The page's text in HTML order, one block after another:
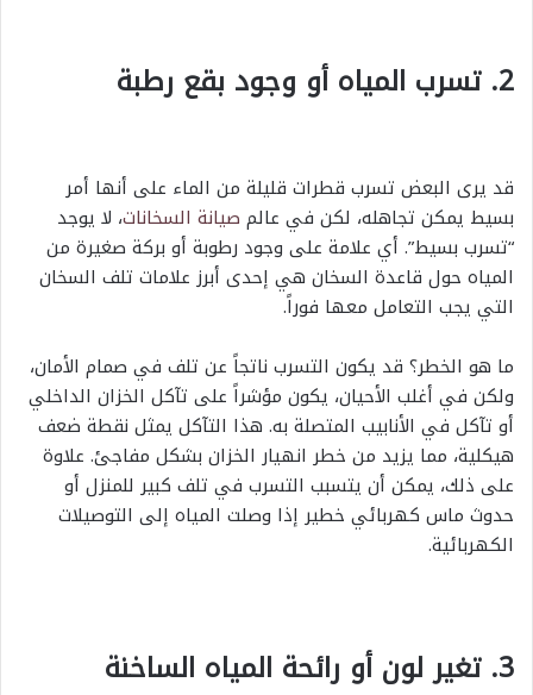
2. تسرب المياه أو وجود بقع رطبة
قد يرى البعض تسرب قطرات قليلة من الماء على أنها أمر
بسيط يمكن تجاهله، لكن في عالم صيانة السخانات، لا يوجد
“تسرب بسيط”. أي علامة على وجود رطوبة أو بركة صغيرة من
المياه حول قاعدة السخان هي إحدى أبرز علامات تلف السخان
التي يجب التعامل معها فوراً.
ما هو الخطر؟ قد يكون التسرب ناتجاً عن تلف في صمام الأمان،
ولكن في أغلب الأحيان، يكون مؤشراً على تآكل الخزان الداخلي
أو تآكل في الأنابيب المتصلة به. هذا التآكل يمثل نقطة ضعف
هيكلية، مما يزيد من خطر انهيار الخزان بشكل مفاجئ. علاوة
على ذلك، يمكن أن يتسبب التسرب في تلف كبير للمنزل أو
حدوث ماس كهربائي خطير إذا وصلت المياه إلى التوصيلات
الكهربائية.
3. تغير لون أو رائحة المياه الساخنة